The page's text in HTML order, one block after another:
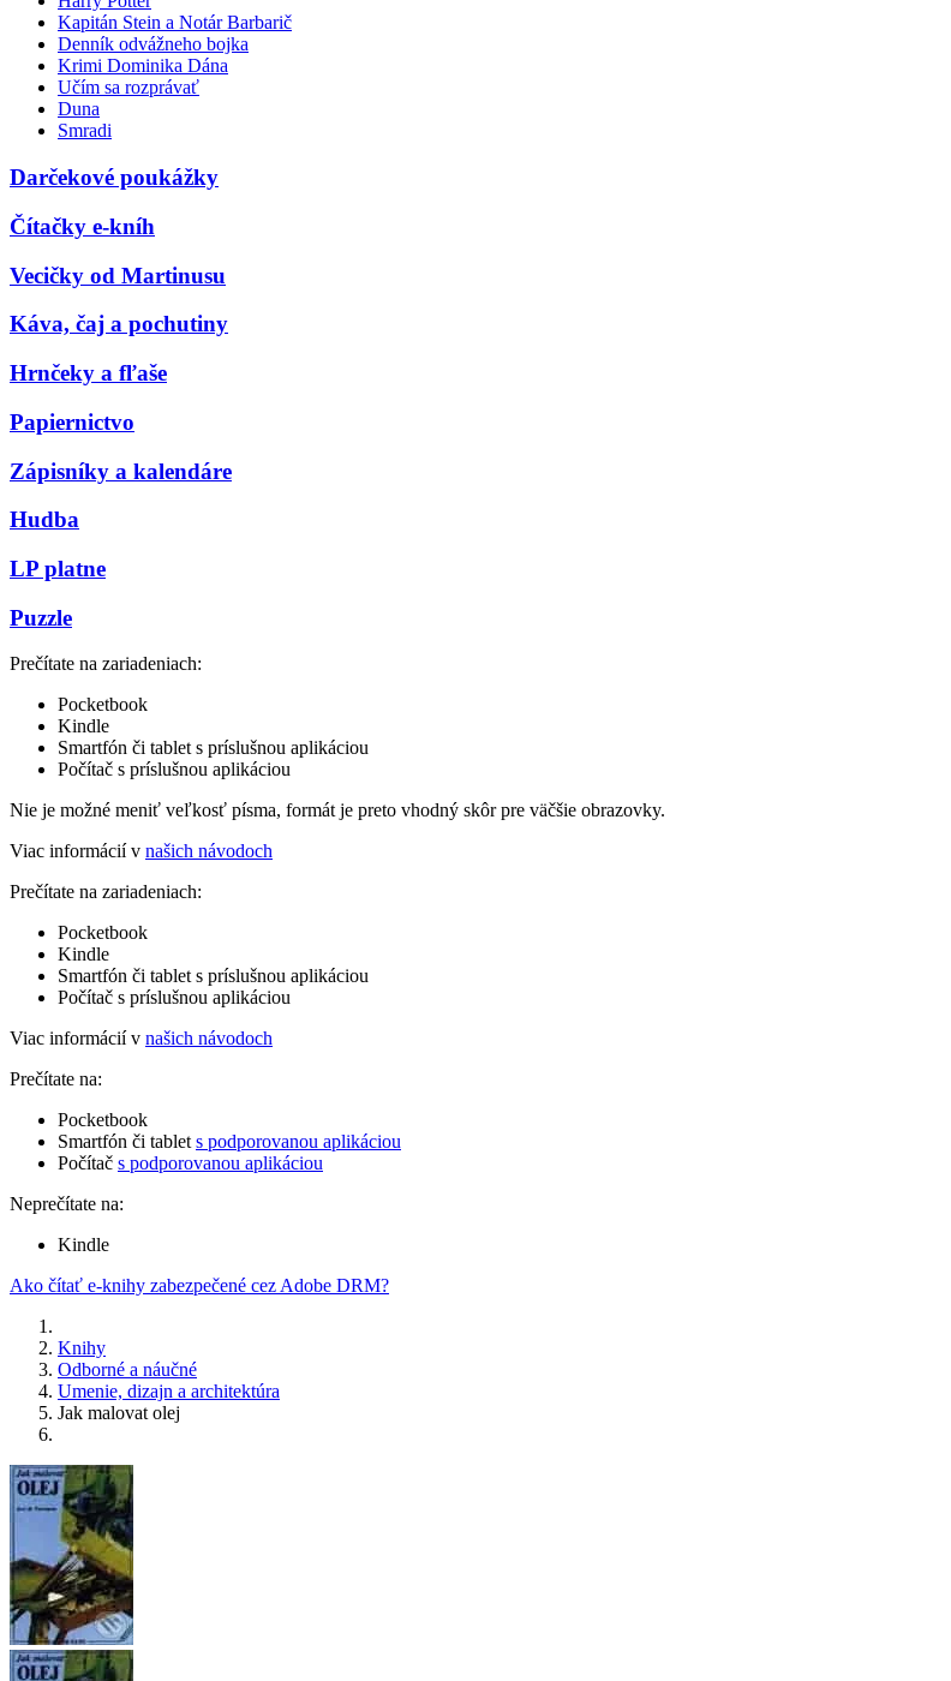
Kapitán Stein a Notár Barbarič
Denník odvážneho bojka
Krimi Dominika Dána
Učím sa rozprávať
Duna
Smradi
Darčekové poukážky
Čítačky e-kníh
Vecičky od Martinusu
Káva, čaj a pochutiny
Hrnčeky a fľaše
Papiernictvo
Zápisníky a kalendáre
Hudba
LP platne
Puzzle
Prečítate na zariadeniach:
Pocketbook
Kindle
Smartfón či tablet s príslušnou aplikáciou
Počítač s príslušnou aplikáciou
Nie je možné meniť veľkosť písma, formát je preto vhodný skôr pre väčšie obrazovky.
Viac informácií v našich návodoch
Prečítate na zariadeniach:
Pocketbook
Kindle
Smartfón či tablet s príslušnou aplikáciou
Počítač s príslušnou aplikáciou
Viac informácií v našich návodoch
Prečítate na:
Pocketbook
Smartfón či tablet s podporovanou aplikáciou
Počítač s podporovanou aplikáciou
Neprečítate na:
Kindle
Ako čítať e-knihy zabezpečené cez Adobe DRM?
Knihy
Odborné a náučné
Umenie, dizajn a architektúra
Jak malovat olej